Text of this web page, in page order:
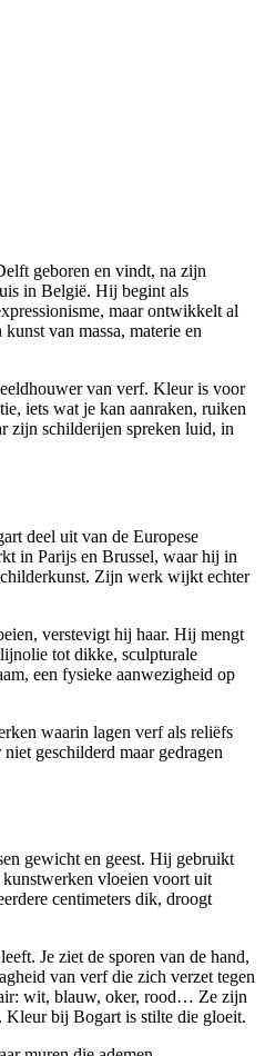
geboren en vindt, na zijn
in België. Hij begint als
maar ontwikkelt al
van massa, materie en
van verf. Kleur is voor
iets wat je kan aanraken, ruiken
zijn schilderijen spreken luid, in
deel uit van de Europese
in Parijs en Brussel, waar hij in
Zijn werk wijkt echter
verstevigt hij haar. Hij mengt
tot dikke, sculpturale
een fysieke aanwezigheid op
waarin lagen verf als reliëfs
geschilderd maar gedragen
gewicht en geest. Hij gebruikt
vloeien voort uit
centimeters dik, droogt
Je ziet de sporen van de hand,
van verf die zich verzet tegen
wit, blauw, oker, rood… Ze zijn
Kleur bij Bogart is stilte die gloeit.